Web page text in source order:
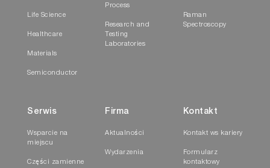
Life Science
Healthcare
Materials
Semiconductor
Process
Research and
Testing
Laboratories
Raman
Spectroscopy
Serwis
Wsparcie na
miejscu
Części zamienne
Firma
Aktualności
Wydarzenia
Kontakt
Kontakt ws kariery
Formularz
kontaktowy